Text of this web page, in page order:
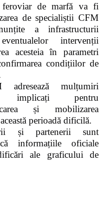
feroviar de marfă va fi
de specialiștii CFM
a infrastructurii
intervenții
acesteia în parametri
condițiilor de
adresează mulțumiri
implicați pentru
și mobilizarea
perioadă dificilă.
și partenerii sunt
informațiile oficiale
ale graficului de